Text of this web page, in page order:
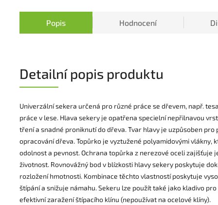
Popis Hodnocení
Detailní popis produktu
Univerzální sekera určená pro různé práce se dřevem, např.
práce v lese. Hlava sekery je opatřena specielní nepřilnavou
tření a snadné proniknutí do dřeva. Tvar hlavy je uzpůsoben pro
opracování dřeva. Topůrko je vyztužené polyamidovými vlákny,
odolnost a pevnost. Ochrana topůrka z nerezové oceli zajišťuje
životnost. Rovnovážný bod v blízkosti hlavy sekery poskytuje
rozložení hmotnosti. Kombinace těchto vlastností poskytuje
štípání a snižuje námahu. Sekeru lze použít také jako kladivo pro
efektivní zaražení štípacího klínu (nepoužívat na ocelové klíny).